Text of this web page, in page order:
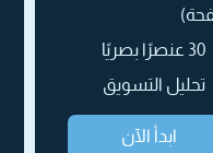
30 عنصرًا بصريًا
تحليل التسويق
ابدأ الآن